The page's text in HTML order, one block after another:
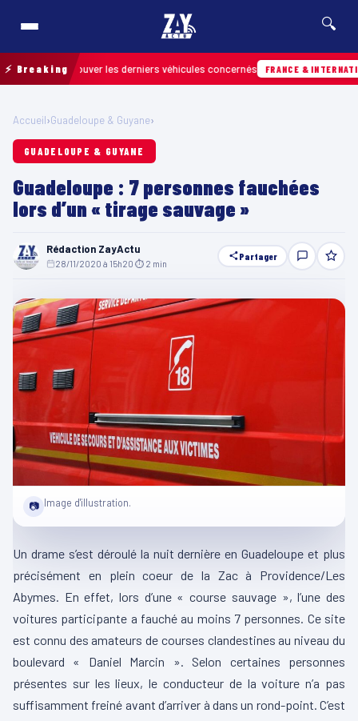
🔍
⚡ Breaking
retrouver les derniers véhicules concernés FRANCE & INTERNATIONALE
Accueil›Guadeloupe & Guyane›
GUADELOUPE & GUYANE
Guadeloupe : 7 personnes fauchées
lors d’un « tirage sauvage »
Rédaction ZayActu
28/11/2020 à 15h20 ⏱ 2 min
Partager
📷 Image d'illustration.
Un drame s’est déroulé la nuit dernière en Guadeloupe et plus
précisément en plein coeur de la Zac à Providence/Les
Abymes. En effet, lors d’une « course sauvage », l’une des
voitures participante a fauché au moins 7 personnes. Ce site
est connu des amateurs de courses clandestines au niveau du
boulevard « Daniel Marcin ». Selon certaines personnes
présentes sur les lieux, le conducteur de la voiture n’a pas
suffisamment freiné avant d’arriver à dans un rond-point. C’est